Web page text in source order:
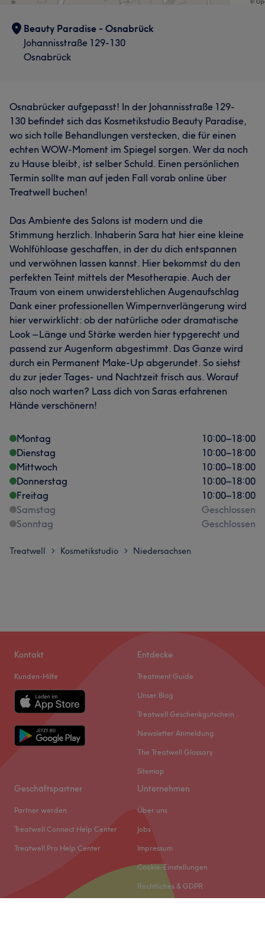
Beauty Paradise - Osnabrück
Johannisstraße 129-130
Osnabrück
Osnabrücker aufgepasst! In der Johannisstraße 129-
130 befindet sich das Kosmetikstudio Beauty Paradise,
wo sich tolle Behandlungen verstecken, die für einen
echten WOW-Moment im Spiegel sorgen. Wer da noch
zu Hause bleibt, ist selber Schuld. Einen persönlichen
Termin sollte man auf jeden Fall vorab online über
Treatwell buchen!
Das Ambiente des Salons ist modern und die
Stimmung herzlich. Inhaberin Sara hat hier eine kleine
Wohlfühloase geschaffen, in der du dich entspannen
und verwöhnen lassen kannst. Hier bekommst du den
perfekten Teint mittels der Mesotherapie. Auch der
Traum von einem unwiderstehlichen Augenaufschlag
Dank einer professionellen Wimpernverlängerung wird
hier verwirklicht: ob der natürliche oder dramatische
Look – Länge und Stärke werden hier typgerecht und
passend zur Augenform abgestimmt. Das Ganze wird
durch ein Permanent Make-Up abgerundet. So siehst
du zur jeder Tages- und Nachtzeit frisch aus. Worauf
also noch warten? Lass dich von Saras erfahrenen
Hände verschönern!
Montag 10:00–18:00
Dienstag
10:00–18:00
Mittwoch
10:00–18:00
Donnerstag
10:00–18:00
Freitag
10:00–18:00
Samstag
Geschlossen
Sonntag
Geschlossen
Treatwell > Kosmetikstudio > Niedersachsen
Kontakt
Kunden-Hilfe
Entdecke
Treatment Guide
Unser Blog
Treatwell Geschenkgutschein
Newsletter Anmeldung
The Treatwell Glossary
Sitemap
Geschäftspartner
Partner werden
Treatwell Connect Help Center
Treatwell Pro Help Center
Unternehmen
Über uns
Jobs
Impressum
Cookie-Einstellungen
Rechtliches & GDPR